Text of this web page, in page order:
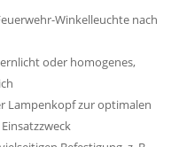
Winkelleuchte nach
oder homogenes,
Lampenkopf zur optimalen